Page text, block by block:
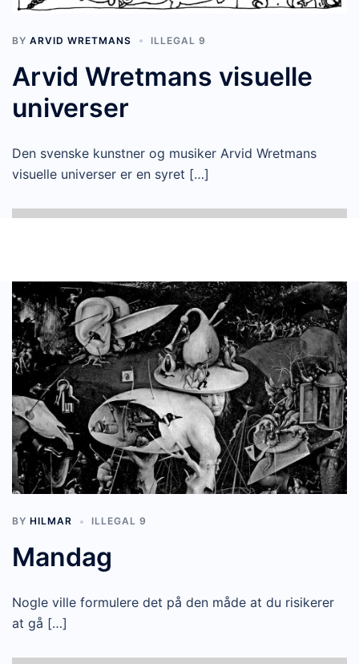
BY ARVID WRETMANS ILLEGAL 9
Arvid Wretmans visuelle
universer
Den svenske kunstner og musiker Arvid Wretmans
visuelle universer er en syret […]
BY HILMAR ILLEGAL 9
Mandag
Nogle ville formulere det på den måde at du risikerer
at gå […]